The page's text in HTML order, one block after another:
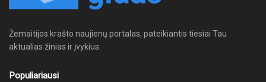
Žemaitijos krašto naujienų portalas, pateikiantis tiesiai Tau
aktualias žinias ir įvykius.
Populiariausi